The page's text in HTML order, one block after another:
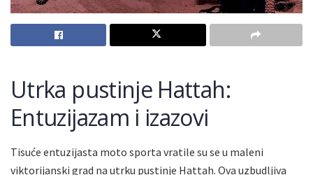
Utrka pustinje Hattah:
Entuzijazam i izazovi
Tisuće entuzijasta moto sporta vratile su se u maleni
viktorijanski grad na utrku pustinje Hattah. Ova uzbudljiva